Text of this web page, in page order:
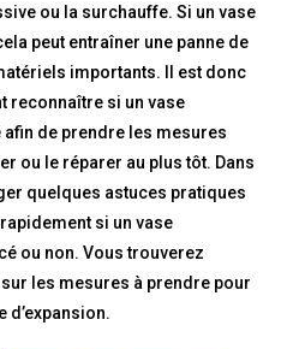
ou la surchauffe. Si un vase
peut entraîner une panne de
importants. Il est donc
reconnaître si un vase
afin de prendre les mesures
ou le réparer au plus tôt. Dans
quelques astuces pratiques
si un vase
ou non. Vous trouverez
les mesures à prendre pour
d’expansion.